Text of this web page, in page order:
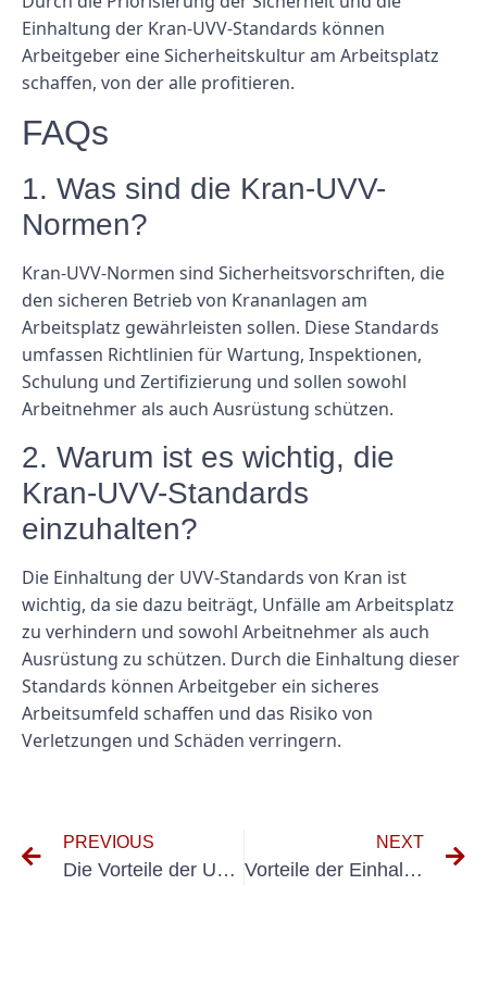
Einhaltung der Kran-UVV-Standards können
Arbeitgeber eine Sicherheitskultur am Arbeitsplatz
schaffen, von der alle profitieren.
FAQs
1. Was sind die Kran-UVV-
Normen?
Kran-UVV-Normen sind Sicherheitsvorschriften, die
den sicheren Betrieb von Krananlagen am
Arbeitsplatz gewährleisten sollen. Diese Standards
umfassen Richtlinien für Wartung, Inspektionen,
Schulung und Zertifizierung und sollen sowohl
Arbeitnehmer als auch Ausrüstung schützen.
2. Warum ist es wichtig, die
Kran-UVV-Standards
einzuhalten?
Die Einhaltung der UVV-Standards von Kran ist
wichtig, da sie dazu beiträgt, Unfälle am Arbeitsplatz
zu verhindern und sowohl Arbeitnehmer als auch
Ausrüstung zu schützen. Durch die Einhaltung dieser
Standards können Arbeitgeber ein sicheres
Arbeitsumfeld schaffen und das Risiko von
Verletzungen und Schäden verringern.
PREVIOUS
Die Vorteile der UVV-Abnahme für die Wartung von Baumaschinen
NEXT
Vorteile der Einhaltung der DIN VDE 100-600 im Industrie- und Wohnbereich